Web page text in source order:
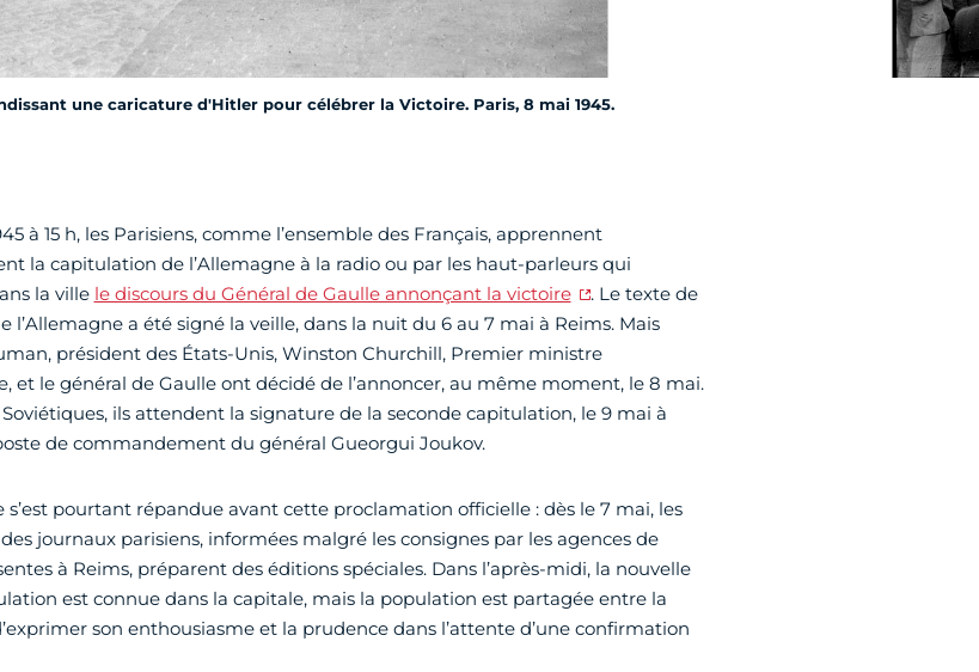
une caricature d'Hitler pour célébrer la Victoire. Paris, 8 mai 1945.
à 15 h, les Parisiens, comme l’ensemble des Français, apprennent
la capitulation de l’Allemagne à la radio ou par les haut-parleurs qui
la ville le discours du Général de Gaulle annonçant la victoire
. Le texte de
l’Allemagne a été signé la veille, dans la nuit du 6 au 7 mai à Reims. Mais
président des États-Unis, Winston Churchill, Premier ministre
et le général de Gaulle ont décidé de l’annoncer, au même moment, le 8 mai.
ils attendent la signature de la seconde capitulation, le 9 mai à
de commandement du général Gueorgui Joukov.
s’est pourtant répandue avant cette proclamation officielle : dès le 7 mai, les
journaux parisiens, informées malgré les consignes par les agences de
à Reims, préparent des éditions spéciales. Dans l’après-midi, la nouvelle
est connue dans la capitale, mais la population est partagée entre la
son enthousiasme et la prudence dans l’attente d’une confirmation